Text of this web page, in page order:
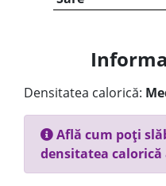
Densitatea calorică:
Află cum poți
densitatea